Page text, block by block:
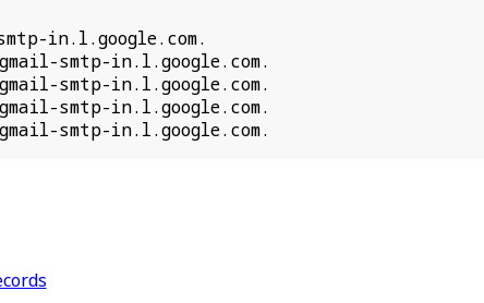
in.l.google.com.
smtp-in.l.google.com.
smtp-in.l.google.com.
smtp-in.l.google.com.
smtp-in.l.google.com.